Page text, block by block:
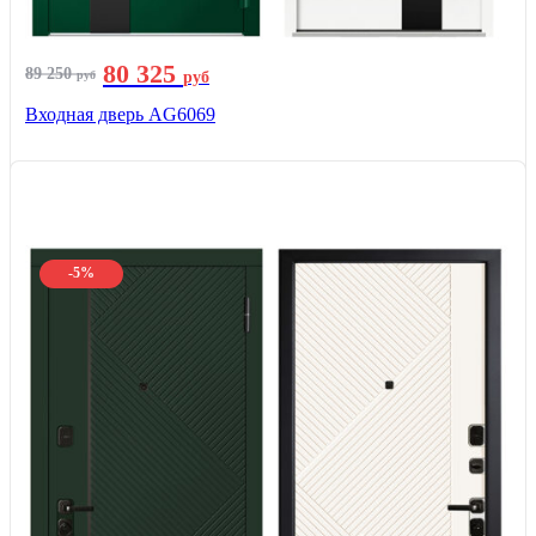
89 250руб 80 325 руб
Входная дверь AG6069
-5%